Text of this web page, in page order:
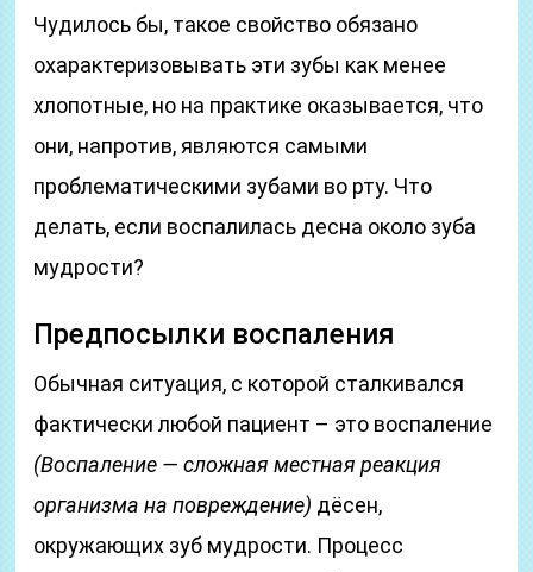
Чудилось бы, такое свойство обязано
охарактеризовывать эти зубы как менее
хлопотные, но на практике оказывается, что
они, напротив, являются самыми
проблематическими зубами во рту. Что
делать, если воспалилась десна около зуба
мудрости?
Предпосылки воспаления
Обычная ситуация, с которой сталкивался
фактически любой пациент – это воспаление
(Воспаление — сложная местная реакция
организма на повреждение) дёсен,
окружающих зуб мудрости. Процесс